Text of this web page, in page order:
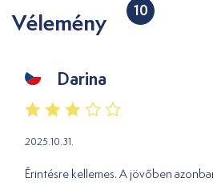
Vélemény 10
Darina
2025.10.31.
Érintésre kellemes. A jövőben